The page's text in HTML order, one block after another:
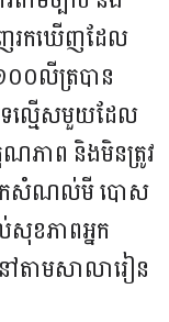
ញរកឃើញដែល
០លីត្របាន
ល្មើសមួយដែល
ណភាព និងមិនត្រូវ
ាកសំណល់មី បោស
សុខភាពអ្នក
តាមសាលារៀន